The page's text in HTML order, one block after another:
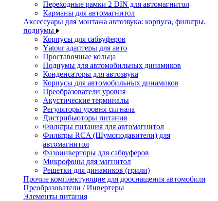
Переходные рамки 2 DIN для автомагнитол
Карманы для автомагнитол
Аксессуары для монтажа автозвука: корпуса, фильтры,
подиумы
Корпусы для сабвуферов
Yаtour адаптеры для авто
Проставочные кольца
Подиумы для автомобильных динамиков
Конденсаторы для автозвука
Корпусы для автомобильных динамиков
Преобразователи уровня
Акустические терминалы
Регуляторы уровня сигнала
Дистрибьюторы питания
Фильтры питания для автомагнитол
Фильтры RCA (Шумоподавители) для
автомагнитол
Фазоинверторы для сабвуферов
Микрофоны для магнитол
Решетки для динамиков (грили)
Прочие комплектующие для дооснащения автомобиля
Преобразователи / Инвертеры
Элементы питания